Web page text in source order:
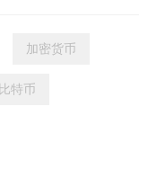
加密货币
比特币